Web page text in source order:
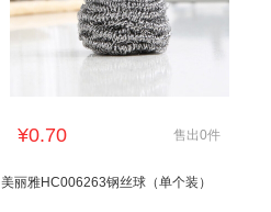
¥0.70 售出0件
美丽雅HC006263钢丝球（单个装）